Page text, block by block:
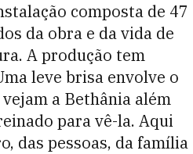
composta de 47
da obra e da vida de
A produção tem
leve brisa envolve o
a Bethânia além
para vê-la. Aqui
das pessoas, da família